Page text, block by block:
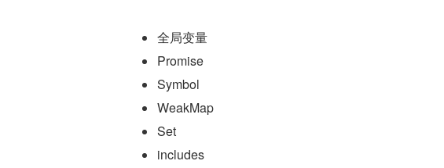
全局变量
Promise
Symbol
WeakMap
Set
includes